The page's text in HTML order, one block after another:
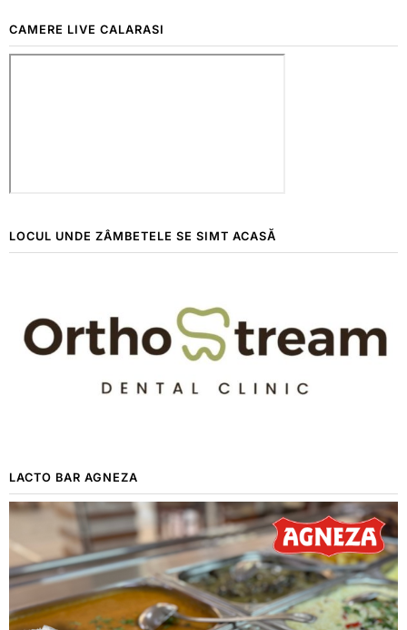
CAMERE LIVE CALARASI
LOCUL UNDE ZÂMBETELE SE SIMT ACASĂ
LACTO BAR AGNEZA